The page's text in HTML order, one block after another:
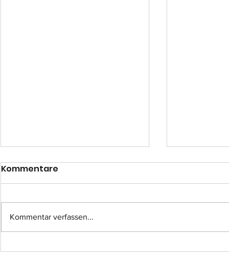
Einsatzübung im
Eine
Kommentare
Kommentar verfassen...